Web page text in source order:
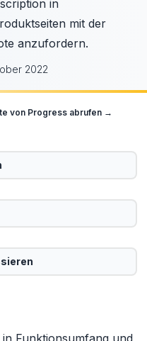
in
mit der
anzufordern.
2022
von Progress abrufen →
in Funktionsumfang und